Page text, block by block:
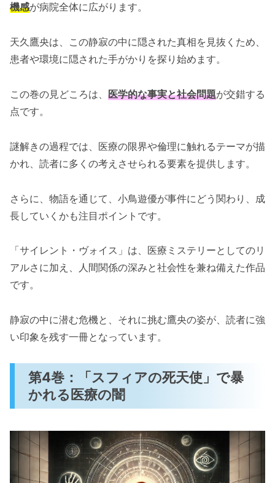
機感が病院全体に広がります。
天久鷹央は、この静寂の中に隠された真相を見抜くため、
患者や環境に隠された手がかりを探り始めます。
この巻の見どころは、 医学的な事実と社会問題が交錯する
点です。
謎解きの過程では、医療の限界や倫理に触れるテーマが描
かれ、読者に多くの考えさせられる要素を提供します。
さらに、物語を通じて、小鳥遊優が事件にどう関わり、成
長していくかも注目ポイントです。
「サイレント・ヴォイス」は、医療ミステリーとしてのリ
アルさに加え、人間関係の深みと社会性を兼ね備えた作品
です。
静寂の中に潜む危機と、それに挑む鷹央の姿が、読者に強
い印象を残す一冊となっています。
第4巻：「スフィアの死天使」で暴
かれる医療の闇